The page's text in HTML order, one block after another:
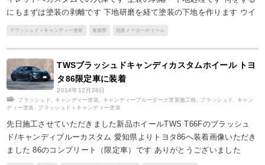
にもまずは塗装の剥離です 下地研磨を経て塗装の下地を作ります ウイ
ブラッシュド＋キャンディー塗装 青森県 国産メーカーホイール
TWSブラッシュドキャンディカスタムホイール トヨ
タ86限定車に装着
2014年12月28日
ブラッシュド , キャンディー塗装 , キャンディーブルーダーク塗装施工例 , ブラッシュド , キャン
ディー塗装 , ブラッシュド＋キャンディー塗装
先日施工させていただきました新品ホイールTWS T66Fのブラッシュ
ド/キャンディブルーカスタム 愛知県よりトヨタ86へ装着画像いただき
ました 86のコンプリート（限定車）です ありがとうございました